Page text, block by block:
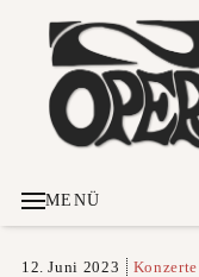
MENÜ
12. Juni 2023 Konzerte